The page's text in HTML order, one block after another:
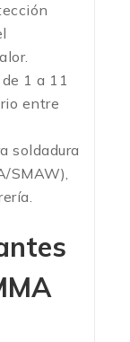
1 a 11
entre
soldadura
SMAW),